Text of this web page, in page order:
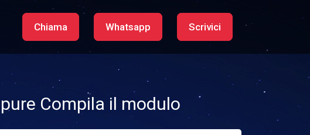
Chiama Whatsapp Scrivici
Compila il modulo